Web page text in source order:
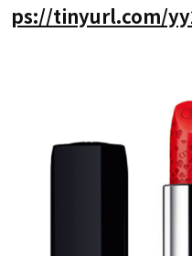
ps://tinyurl.com/